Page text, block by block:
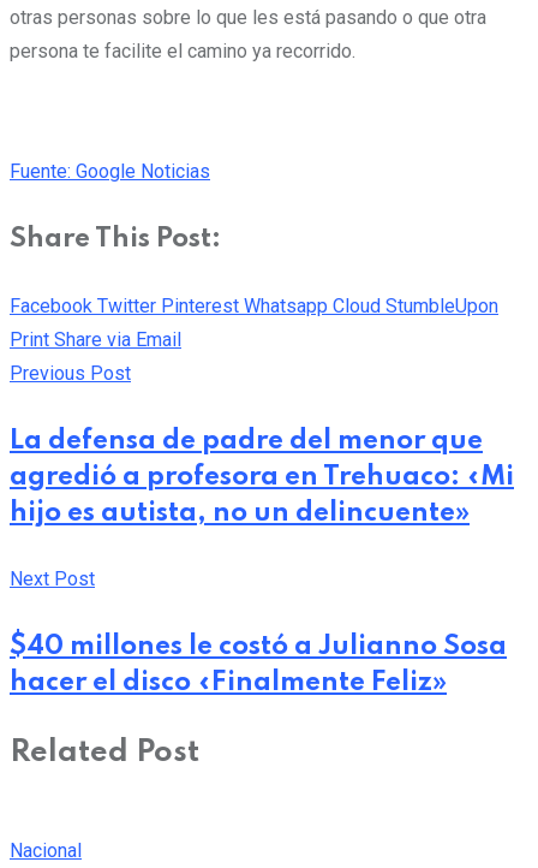
otras personas sobre lo que les está pasando o que otra
persona te facilite el camino ya recorrido.
Fuente: Google Noticias
Share This Post:
Facebook Twitter Pinterest Whatsapp Cloud StumbleUpon
Print Share via Email
Previous Post
La defensa de padre del menor que
agredió a profesora en Trehuaco: «Mi
hijo es autista, no un delincuente»
Next Post
$40 millones le costó a Julianno Sosa
hacer el disco «Finalmente Feliz»
Related Post
Nacional